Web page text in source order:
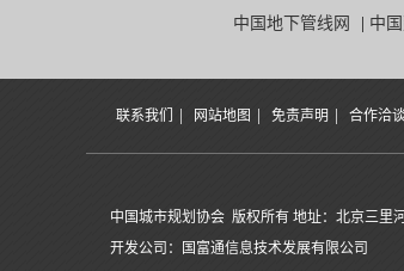
中国地下管线网 中
联系我们 网站地图 免责声明 合作洽
中国城市规划协会 版权所有 地址：北京三里
开发公司：国富通信息技术发展有限公司